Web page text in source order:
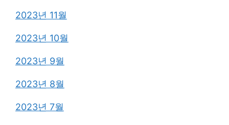
2023년 11월
2023년 10월
2023년 9월
2023년 8월
2023년 7월